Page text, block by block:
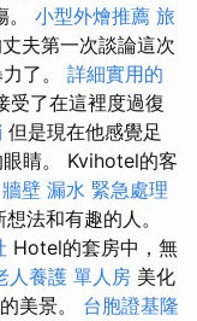
小型外燴推薦 旅
夫第一次談論這次
了。 詳細實用的
受了在這裡度過復
但是現在他感覺足
睛。 Kvihotel的客
牆壁 漏水 緊急處理
法和有趣的人。
Hotel的套房中，無
人養護 單人房 美化
美景。 台胞證基隆